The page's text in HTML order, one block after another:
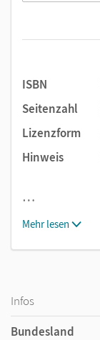
ISBN
Seitenzahl
Lizenzform
Hinweis
…
Mehr lesen
Infos
Bundesland